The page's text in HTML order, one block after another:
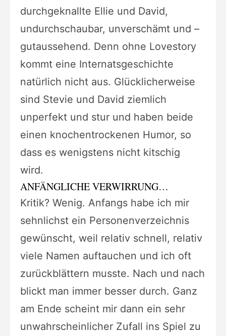
durchgeknallte Ellie und David,
undurchschaubar, unverschämt und –
gutaussehend. Denn ohne Lovestory
kommt eine Internatsgeschichte
natürlich nicht aus. Glücklicherweise
sind Stevie und David ziemlich
unperfekt und stur und haben beide
einen knochentrockenen Humor, so
dass es wenigstens nicht kitschig
wird.
ANFÄNGLICHE VERWIRRUNG…
Kritik? Wenig. Anfangs habe ich mir
sehnlichst ein Personenverzeichnis
gewünscht, weil relativ schnell, relativ
viele Namen auftauchen und ich oft
zurückblättern musste. Nach und nach
blickt man immer besser durch. Ganz
am Ende scheint mir dann ein sehr
unwahrscheinlicher Zufall ins Spiel zu